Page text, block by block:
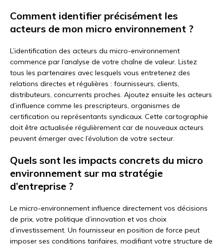
Comment identifier précisément les
acteurs de mon micro environnement ?
L’identification des acteurs du micro-environnement
commence par l’analyse de votre chaîne de valeur. Listez
tous les partenaires avec lesquels vous entretenez des
relations directes et régulières : fournisseurs, clients,
distributeurs, concurrents proches. Ajoutez ensuite les acteurs
d’influence comme les prescripteurs, organismes de
certification ou représentants syndicaux. Cette cartographie
doit être actualisée régulièrement car de nouveaux acteurs
peuvent émerger avec l’évolution de votre secteur.
Quels sont les impacts concrets du micro
environnement sur ma stratégie
d’entreprise ?
Le micro-environnement influence directement vos décisions
de prix, votre politique d’innovation et vos choix
d’investissement. Un fournisseur en position de force peut
imposer ses conditions tarifaires, modifiant votre structure de